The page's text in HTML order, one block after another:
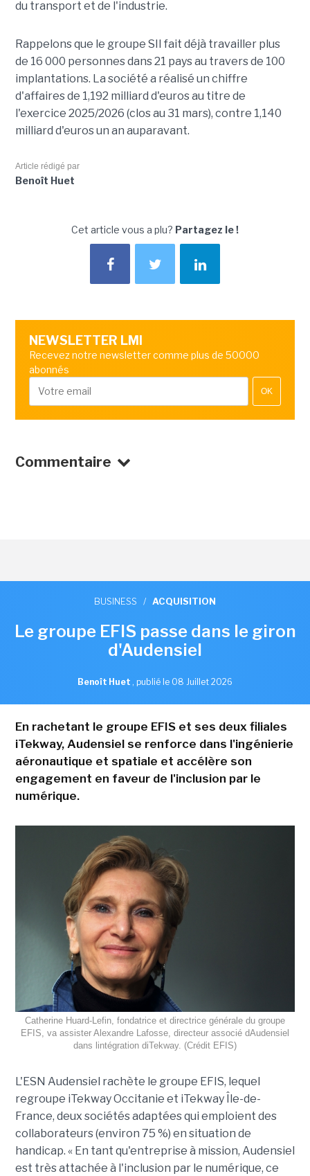
du transport et de l'industrie.
Rappelons que le groupe SII fait déjà travailler plus
de 16 000 personnes dans 21 pays au travers de 100
implantations. La société a réalisé un chiffre
d'affaires de 1,192 milliard d'euros au titre de
l'exercice 2025/2026 (clos au 31 mars), contre 1,140
milliard d'euros un an auparavant.
Article rédigé par
Benoît Huet
Cet article vous a plu? Partagez le !
NEWSLETTER LMI
Recevez notre newsletter comme plus de 50000
abonnés
OK
Commentaire
BUSINESS / ACQUISITION
Le groupe EFIS passe dans le giron
d'Audensiel
Benoît Huet , publié le 08 Juillet 2026
En rachetant le groupe EFIS et ses deux filiales
iTekway, Audensiel se renforce dans l'ingénierie
aéronautique et spatiale et accélère son
engagement en faveur de l'inclusion par le
numérique.
Catherine Huard-Lefin, fondatrice et directrice générale du groupe
EFIS, va assister Alexandre Lafosse, directeur associé dAudensiel
dans lintégration diTekway. (Crédit EFIS)
L'ESN Audensiel rachète le groupe EFIS, lequel
regroupe iTekway Occitanie et iTekway Île-de-
France, deux sociétés adaptées qui emploient des
collaborateurs (environ 75 %) en situation de
handicap. « En tant qu'entreprise à mission, Audensiel
est très attachée à l'inclusion par le numérique, ce